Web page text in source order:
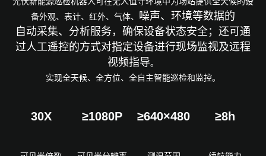
备外观、表计、红外、气体、 噪声、环境等数据的
自动采集、分析服务，确保设备状态安全；还可通
过人工遥控的方式对指定设备进行现场监视及远程
视频指导。
实现全天候、全方位、全自主智能巡检和监控。
30X ≥1080P ≥640×480 ≥8h